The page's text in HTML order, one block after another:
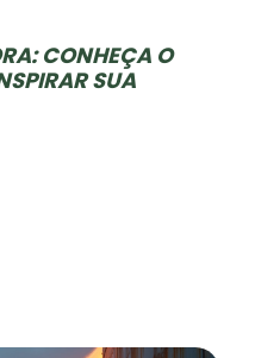
CONHEÇA O
SUA